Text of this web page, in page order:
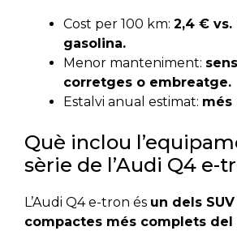
Cost per 100 km: 2,4 € vs.
gasolina.
Menor manteniment:
corretges o embreatge.
Estalvi anual estimat: més
Què inclou
sèrie de l’Audi Q4 e-
L’Audi Q4 e-tron és un dels
compactes més complets